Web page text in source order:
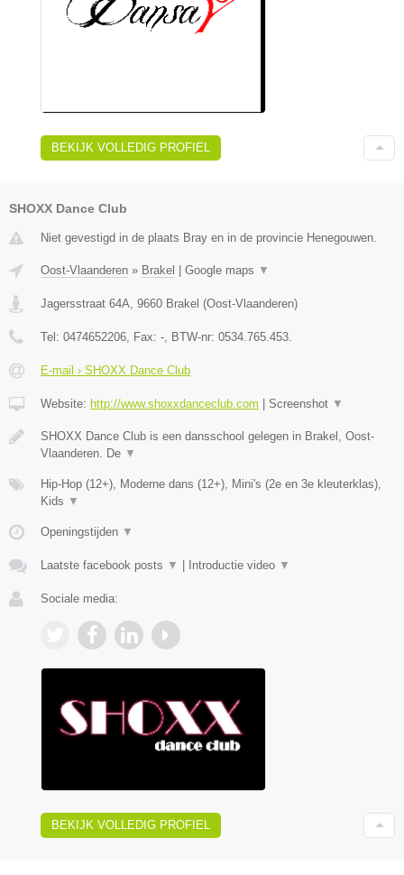
BEKIJK VOLLEDIG PROFIEL
SHOXX Dance Club
Niet gevestigd in de plaats Bray en in de provincie Henegouwen.
Oost-Vlaanderen » Brakel | Google maps ▼
Jagersstraat 64A 9660 Brakel (Oost-Vlaanderen)
Tel: 0474652206 , Fax: - , BTW-nr: 0534.765.453.
E-mail › SHOXX Dance Club
Website: http://www.shoxxdanceclub.com | Screenshot ▼
SHOXX Dance Club is een dansschool gelegen in Brakel, Oost-
Vlaanderen. De ▼
Hip-Hop (12+), Moderne dans (12+), Mini's (2e en 3e kleuterklas),
Kids ▼
Openingstijden ▼
Laatste facebook posts ▼ | Introductie video ▼
Sociale media:
BEKIJK VOLLEDIG PROFIEL